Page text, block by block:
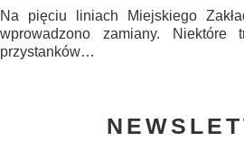
Na pięciu liniach Miejskiego
wprowadzono zamiany. Niektóre
przystanków…